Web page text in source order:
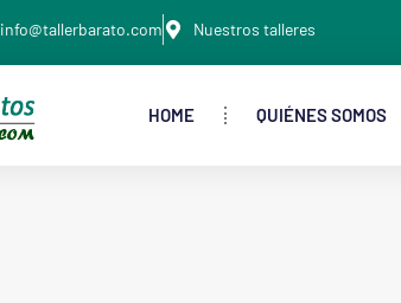
info@tallerbarato.com Nuestros talleres
HOME QUIÉNES SOMOS